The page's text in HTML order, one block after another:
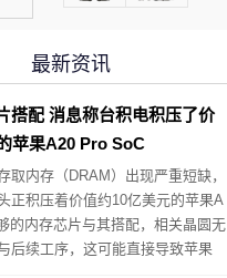
最新资讯
搭配 消息称台积电积压了价
苹果A20 Pro SoC
取内存（DRAM）出现严重短缺，
正积压着价值约10亿美元的苹果A
的内存芯片与其搭配，相关晶圆无
后续工序，这可能直接导致苹果